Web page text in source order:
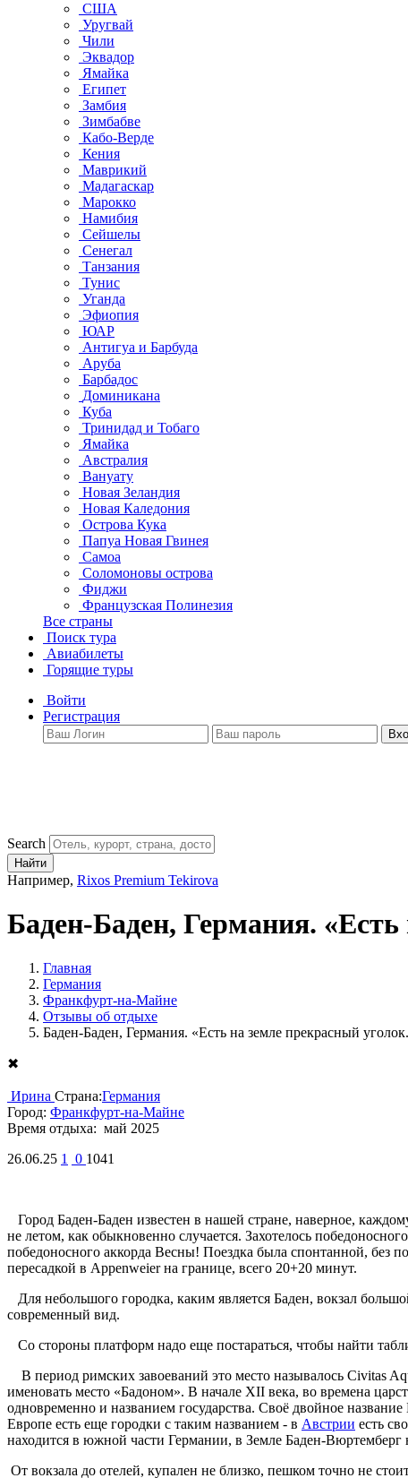
США
Уругвай
Чили
Эквадор
Ямайка
Египет
Замбия
Зимбабве
Кабо-Верде
Кения
Маврикий
Мадагаскар
Марокко
Намибия
Сейшелы
Сенегал
Танзания
Тунис
Уганда
Эфиопия
ЮАР
Антигуа и Барбуда
Аруба
Барбадос
Доминикана
Куба
Тринидад и Тобаго
Ямайка
Австралия
Вануату
Новая Зеландия
Новая Каледония
Острова Кука
Папуа Новая Гвинея
Самоа
Соломоновы острова
Фиджи
Французская Полинезия
Все страны
Поиск тура
Авиабилеты
Горящие туры
Войти
Регистрация
Search
Найти
Например, Rixos Premium Tekirova
Баден-Баден, Германия.
Главная
Германия
Франкфурт-на-Майне
Отзывы об отдыхе
Баден-Баден, Германия. «Есть на земле прекрасный
✖
Ирина Страна:Германия
Город: Франкфурт-на-Майне
Время отдыха: май 2025
26.06.25 1 0 1041
Город Баден-Баден известен в нашей стране, наверное,
не летом, как обыкновенно случается. Захотелось
победоносного аккорда Весны! Поездка была спонтанной, без
пересадкой в Appenweier на границе, всего 20+20 минут.
Для небольшого городка, каким является Баден, вокзал
современный вид.
Со стороны платформ надо еще постараться, чтобы найти
В период римских завоеваний это место называлось Civitas
именовать место «Бадоном». В начале XII века, во времена
одновременно и названием государства. Своё двойное
Европе есть еще городки с таким названием - в Австрии есть
находится в южной части Германии, в Земле Баден-Вюртемберг
От вокзала до отелей, купален не близко, пешком точно не